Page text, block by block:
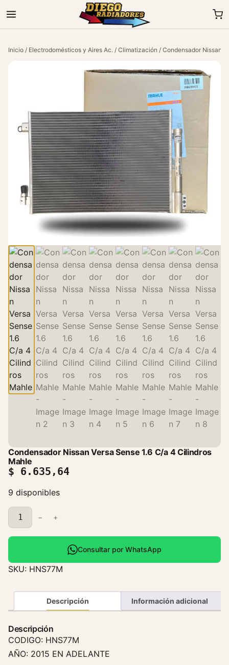
Inicio / Electrodomésticos y Aires Ac. / Climatización / Condensador Nissan
Condensador Nissan Versa Sense 1.6 C/a 4 Cilindros
Mahle
$ 6.635,64
9 disponibles
C
o
n
e
n
d
r
N
i
− +
Consultar por WhatsApp
SKU: HNS77M
Descripción Información adicional
Descripción
CODIGO: HNS77M
AÑO: 2015 EN ADELANTE